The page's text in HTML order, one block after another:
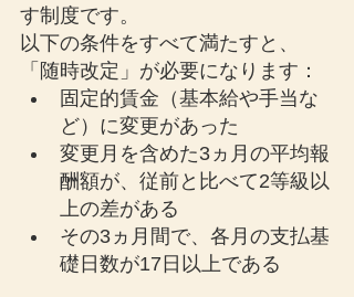
す制度です。
以下の条件をすべて満たすと、
「随時改定」が必要になります​：
固定的賃金（基本給や手当な
ど）に変更があった
変更月を含めた3ヵ月の平均報
酬額が、従前と比べて2等級以
上の差がある
その3ヵ月間で、各月の支払基
礎日数が17日以上である